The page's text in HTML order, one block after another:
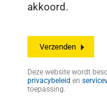
akkoord.
Deze website wordt
privacybeleid en
toepassing.